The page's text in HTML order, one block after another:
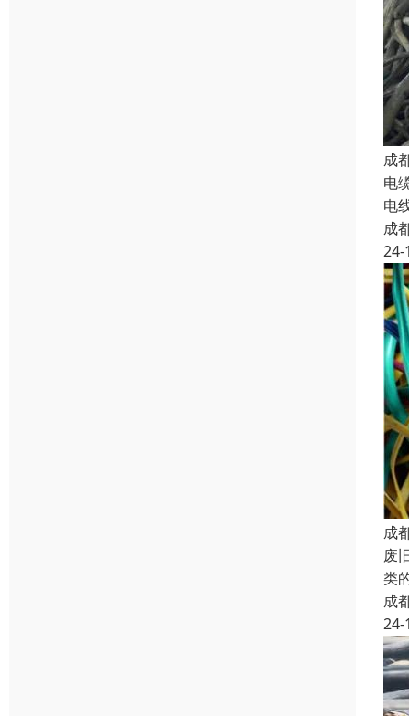
成
电
电
成
24-
成
废
类
成
24-